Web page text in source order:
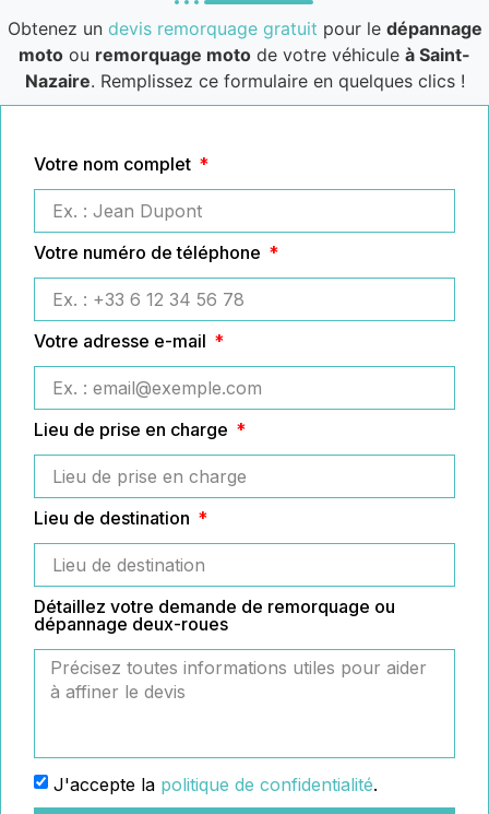
Obtenez un devis remorquage gratuit pour le dépannage
moto ou remorquage moto de votre véhicule à Saint-
Nazaire. Remplissez ce formulaire en quelques clics !
Votre nom complet
Votre numéro de téléphone
Votre adresse e-mail
Lieu de prise en charge
Lieu de destination
Détaillez votre demande de remorquage ou
dépannage deux-roues
J'accepte la politique de confidentialité.